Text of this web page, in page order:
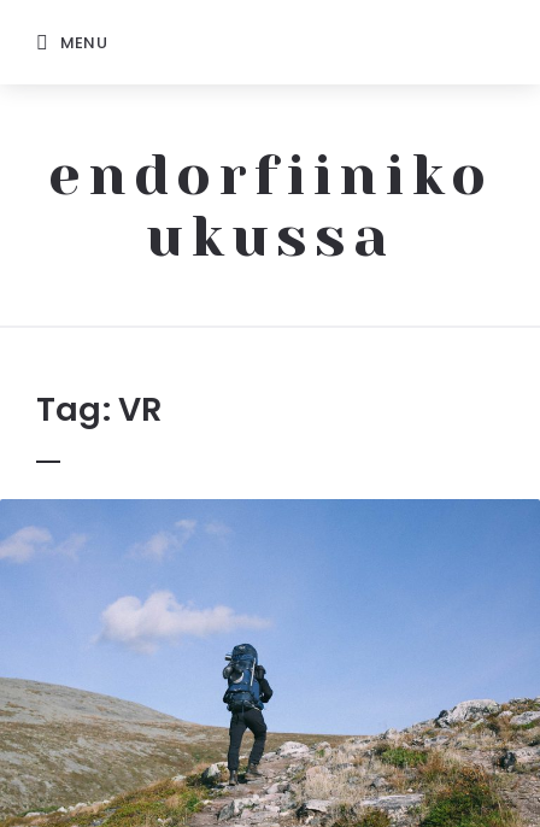
MENU
endorfiiniko
ukussa
Tag:VR